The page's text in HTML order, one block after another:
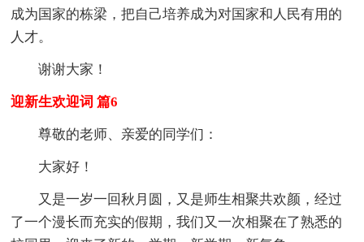
成为国家的栋梁，把自己培养成为对国家和人民有用的
人才。
谢谢大家！
迎新生欢迎词 篇6
尊敬的老师、亲爱的同学们：
大家好！
又是一岁一回秋月圆，又是师生相聚共欢颜，经过
了一个漫长而充实的假期，我们又一次相聚在了熟悉的